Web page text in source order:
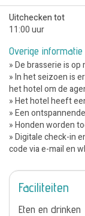
Uitchecken tot
11:00 uur
Overige informatie
» De brasserie is
» In het seizoen is
het hotel om de
» Het hotel heeft
» Een
» Honden worden
» Digitale check-in
code via e-mail en
Faciliteiten
Eten en drinken